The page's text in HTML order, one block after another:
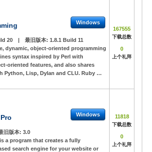
Windows
20 | 最旧版本: 1.8.1 Build 11
dynamic, object-oriented programming
syntax inspired by Perl with
oriented features, and also shares
Python, Lisp, Dylan and CLU. Ruby …
167555
下载总数
0
上个礼拜
Windows
旧版本: 3.0
a program that creates a fully
search engine for your website or
11818
下载总数
0
上个礼拜